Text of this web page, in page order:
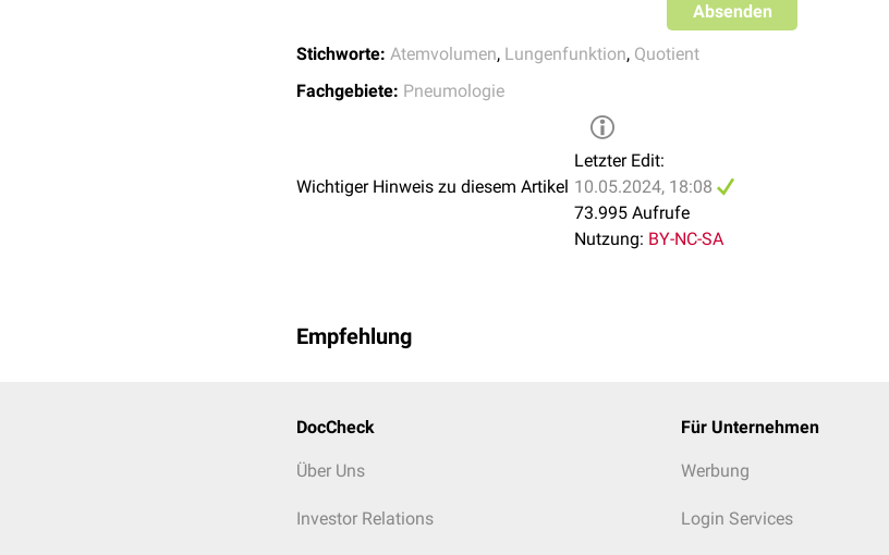
Absenden
Stichworte: Atemvolumen, Lungenfunktion, Quotient
Fachgebiete: Pneumologie
Wichtiger Hinweis zu diesem Artikel
Letzter Edit:
10.05.2024, 18:08
73.995 Aufrufe
Nutzung: BY-NC-SA
Empfehlung
DocCheck
Über Uns
Investor Relations
Für Unternehmen
Werbung
Login Services